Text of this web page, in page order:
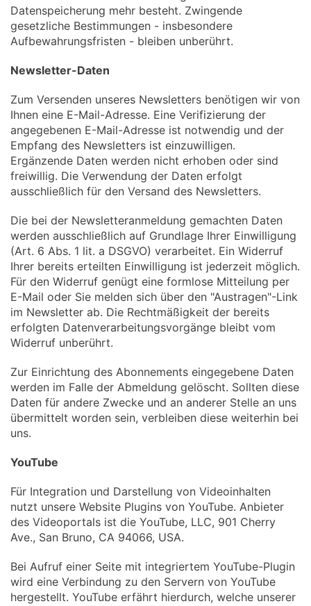
Datenspeicherung mehr besteht. Zwingende
gesetzliche Bestimmungen - insbesondere
Aufbewahrungsfristen - bleiben unberührt.
Newsletter-Daten
Zum Versenden unseres Newsletters benötigen wir von
Ihnen eine E-Mail-Adresse. Eine Verifizierung der
angegebenen E-Mail-Adresse ist notwendig und der
Empfang des Newsletters ist einzuwilligen.
Ergänzende Daten werden nicht erhoben oder sind
freiwillig. Die Verwendung der Daten erfolgt
ausschließlich für den Versand des Newsletters.
Die bei der Newsletteranmeldung gemachten Daten
werden ausschließlich auf Grundlage Ihrer Einwilligung
(Art. 6 Abs. 1 lit. a DSGVO) verarbeitet. Ein Widerruf
Ihrer bereits erteilten Einwilligung ist jederzeit möglich.
Für den Widerruf genügt eine formlose Mitteilung per
E-Mail oder Sie melden sich über den "Austragen"-Link
im Newsletter ab. Die Rechtmäßigkeit der bereits
erfolgten Datenverarbeitungsvorgänge bleibt vom
Widerruf unberührt.
Zur Einrichtung des Abonnements eingegebene Daten
werden im Falle der Abmeldung gelöscht. Sollten diese
Daten für andere Zwecke und an anderer Stelle an uns
übermittelt worden sein, verbleiben diese weiterhin bei
uns.
YouTube
Für Integration und Darstellung von Videoinhalten
nutzt unsere Website Plugins von YouTube. Anbieter
des Videoportals ist die YouTube, LLC, 901 Cherry
Ave., San Bruno, CA 94066, USA.
Bei Aufruf einer Seite mit integriertem YouTube-Plugin
wird eine Verbindung zu den Servern von YouTube
hergestellt. YouTube erfährt hierdurch, welche unserer